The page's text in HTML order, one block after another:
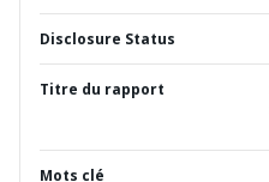
Disclosure Status
Titre du rapport
Mots clé